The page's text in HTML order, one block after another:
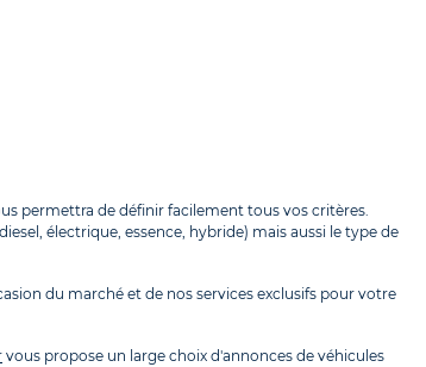
permettra de définir facilement tous vos critères.
électrique, essence, hybride) mais aussi le type de
du marché et de nos services exclusifs pour votre
vous propose un large choix d'annonces de véhicules